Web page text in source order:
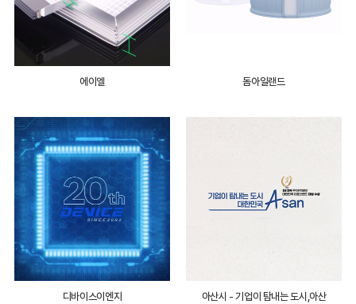
에이엘 돔아일랜드
디바이스이엔지 아산시 - 기업이 탐내는 도시,아산